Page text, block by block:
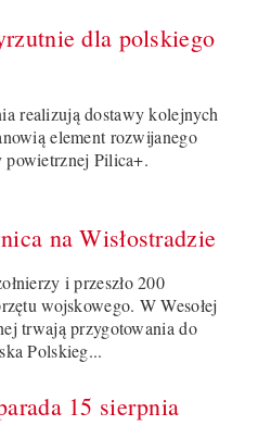
dla polskiego
realizują dostawy kolejnych
element rozwijanego
powietrznej Pilica+.
na Wisłostradzie
i przeszło 200
wojskowego. W Wesołej
trwają przygotowania do
Polskieg...
15 sierpnia